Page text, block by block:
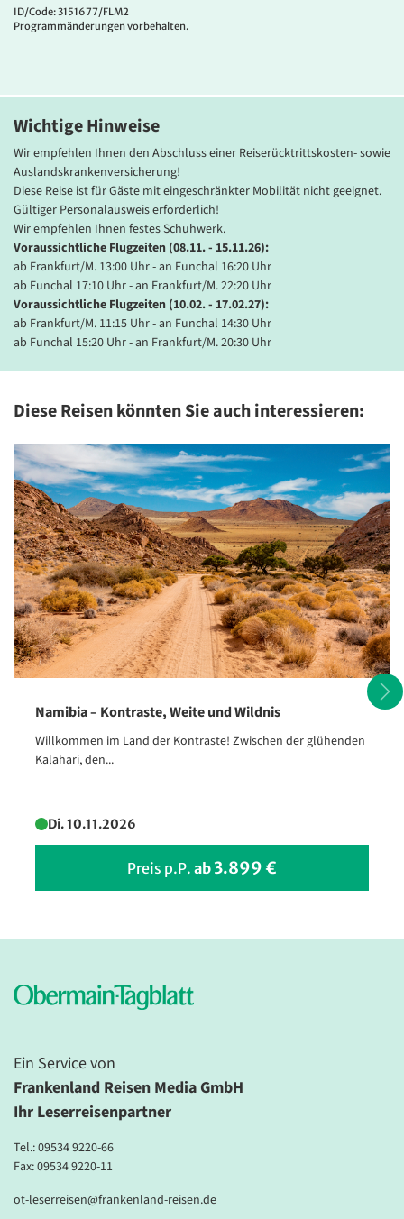
Câmara de Lobos
©Balate Dorin - stock.adobe.com
Das4*Hotel Vila Galé Santa Cruz
Haus bietet zwei Restaurants und zwei Bars, Lifte, Außenpool, ein
ID/Code: 3151677/FLM2
Programmänderungen vorbehalten.
Wichtige Hinweise
Wir empfehlen Ihnen den Abschluss einer Reiserücktrittskosten- sowie
Auslandskrankenversicherung!
Diese Reise ist für Gäste mit eingeschränkter Mobilität nicht geeignet.
Gültiger Personalausweis erforderlich!
Wir empfehlen Ihnen festes Schuhwerk.
Voraussichtliche Flugzeiten (08.11. - 15.11.26):
ab Frankfurt/M. 13:00 Uhr - an Funchal 16:20 Uhr
ab Funchal 17:10 Uhr - an Frankfurt/M. 22:20 Uhr
Voraussichtliche Flugzeiten (10.02. - 17.02.27):
ab Frankfurt/M. 11:15 Uhr - an Funchal 14:30 Uhr
ab Funchal 15:20 Uhr - an Frankfurt/M. 20:30 Uhr
Diese Reisen könnten Sie auch interessieren:
Namibia – Kontraste, Weite und Wildnis
Willkommen im Land der Kontraste! Zwischen der glühenden
Kalahari, den...
Di. 10.11.2026
Preis p.P. ab 3.899 €
Ein Service von
Frankenland Reisen Media GmbH
Ihr Leserreisenpartner
Tel.:09534 9220-66
Fax: 09534 9220-11
ot-leserreisen@frankenland-reisen.de